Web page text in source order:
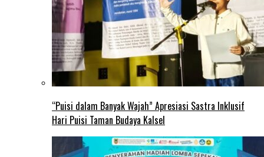
“Puisi dalam Banyak Wajah” Apresiasi Sastra Inklusif
Hari Puisi Taman Budaya Kalsel